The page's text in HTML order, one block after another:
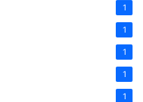
1
1
1
1
1